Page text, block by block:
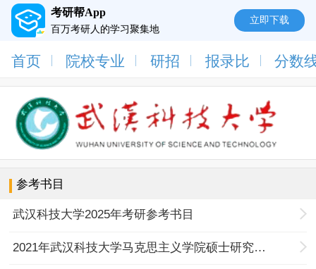
考研帮App
百万考研人的学习聚集地
立即下载
首页 院校专业 研招 报录比 分数
参考书目
武汉科技大学2025年考研参考书目
2021年武汉科技大学马克思主义学院硕士研究生招生参考书目